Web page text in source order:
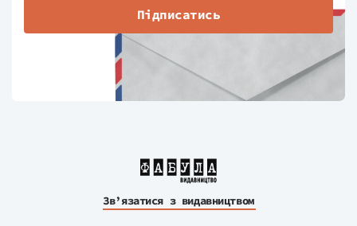
Підписатись
Зв’язатися з видавництвом